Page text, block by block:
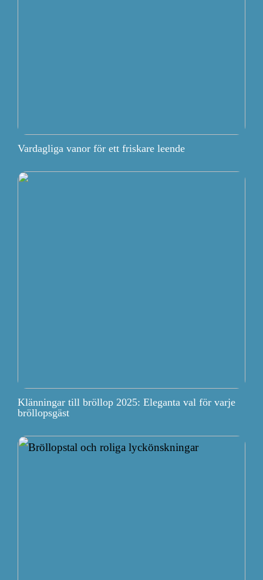
Vardagliga vanor för ett friskare leende
Klänningar till bröllop 2025: Eleganta val för varje
bröllopsgäst